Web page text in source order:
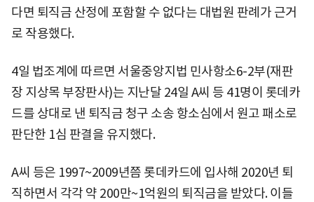
다면 퇴직금 산정에 포함할 수 없다는 대법원 판례가 근거
로 작용했다.
4일 법조계에 따르면 서울중앙지법 민사항소6-2부(재판
장 지상목 부장판사)는 지난달 24일 A씨 등 41명이 롯데카
드를 상대로 낸 퇴직금 청구 소송 항소심에서 원고 패소로
판단한 1심 판결을 유지했다.
A씨 등은 1997~2009년쯤 롯데카드에 입사해 2020년 퇴
직하면서 각각 약 200만~1억원의 퇴직금을 받았다. 이들